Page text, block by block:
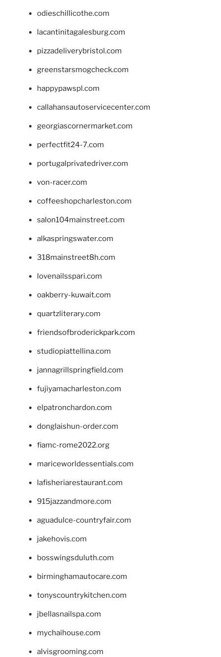
odieschillicothe.com
lacantinitagalesburg.com
pizzadeliverybristol.com
greenstarsmogcheck.com
happypawspl.com
callahansautoservicecenter.com
georgiascornermarket.com
perfectfit24-7.com
portugalprivatedriver.com
von-racer.com
coffeeshopcharleston.com
salon104mainstreet.com
alkaspringswater.com
318mainstreet8h.com
lovenailsspari.com
oakberry-kuwait.com
quartzliterary.com
friendsofbroderickpark.com
studiopiattellina.com
jannagrillspringfield.com
fujiyamacharleston.com
elpatronchardon.com
donglaishun-order.com
fiamc-rome2022.org
mariceworldessentials.com
lafisheriarestaurant.com
915jazzandmore.com
aguadulce-countryfair.com
jakehovis.com
bosswingsduluth.com
birminghamautocare.com
tonyscountrykitchen.com
jbellasnailspa.com
mychaihouse.com
alvisgrooming.com